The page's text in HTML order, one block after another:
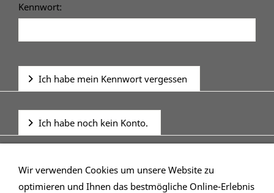
Kennwort:
Ich habe mein Kennwort vergessen
Ich habe noch kein Konto.
Wir verwenden Cookies um unsere Website zu
optimieren und Ihnen das bestmögliche Online-Erlebnis